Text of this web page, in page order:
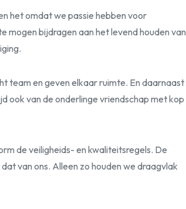
het omdat we passie hebben voor
mogen bijdragen aan het levend houden van
team en geven elkaar ruimte. En daarnaast
ook van de onderlinge vriendschap met kop
de veiligheids- en kwaliteitsregels. De
van ons. Alleen zo houden we draagvlak